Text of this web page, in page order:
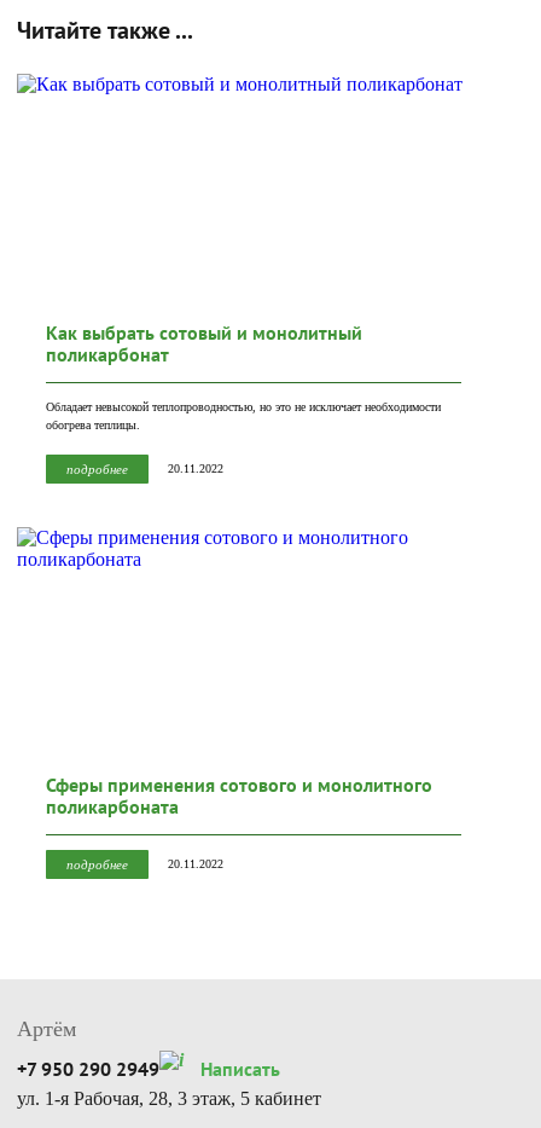
Читайте также ...
Как выбрать сотовый и монолитный
поликарбонат
Обладает невысокой теплопроводностью, но это не исключает необходимости
обогрева теплицы.
подробнее 20.11.2022
Сферы применения сотового и монолитного
поликарбоната
подробнее 20.11.2022
Артём
+7 950 290 2949
Написать
ул. 1-я Рабочая, 28, 3 этаж, 5 кабинет